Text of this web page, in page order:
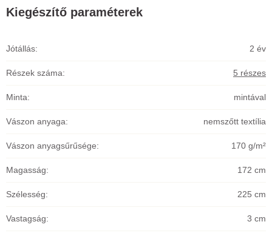
Kiegészítő paraméterek
Jótállás: 2 év
Részek száma: 5 részes
Minta: mintával
Vászon anyaga: nemszőtt textília
Vászon anyagsűrűsége: 170 g/m²
Magasság: 172 cm
Szélesség: 225 cm
Vastagság: 3 cm